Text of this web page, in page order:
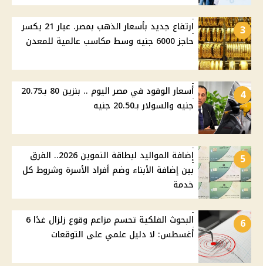
3
ارتفاع جديد بأسعار الذهب بمصر. عيار 21 يكسر
حاجز 6000 جنيه وسط مكاسب عالمية للمعدن
4
أسعار الوقود في مصر اليوم .. بنزين 80 بـ20.75
جنيه والسولار بـ20.50 جنيه
5
إضافة المواليد لبطاقة التموين 2026.. الفرق
بين إضافة الأبناء وضم أفراد الأسرة وشروط كل
خدمة
6
البحوث الفلكية تحسم مزاعم وقوع زلزال غدًا 6
أغسطس: لا دليل علمي على التوقعات